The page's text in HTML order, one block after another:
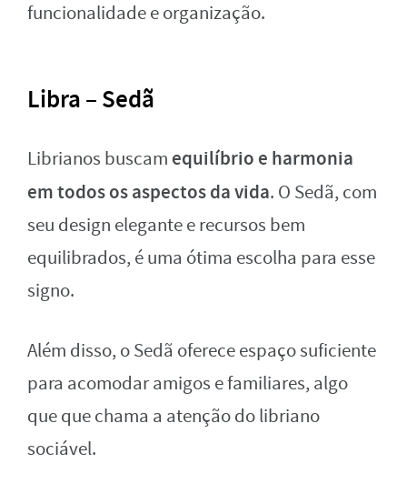
funcionalidade e organização.
Libra – Sedã
Librianos buscam equilíbrio e harmonia
em todos os aspectos da vida. O Sedã, com
seu design elegante e recursos bem
equilibrados, é uma ótima escolha para esse
signo.
Além disso, o Sedã oferece espaço suficiente
para acomodar amigos e familiares, algo
que que chama a atenção do libriano
sociável.